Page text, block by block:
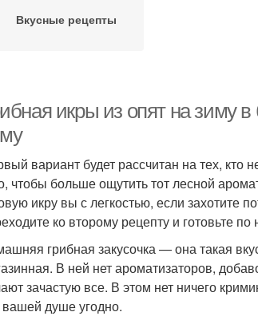
Вкусные рецепты
икры из опят на зиму
вариант будет рассчитан на тех, кто
чтобы больше ощутить тот лесной
икру вы с легкостью, если захотите
ко второму рецепту и готовьте по
грибная закусочка — она такая
В ней нет ароматизаторов,
зачастую все. В этом нет ничего
вашей душе угодно.